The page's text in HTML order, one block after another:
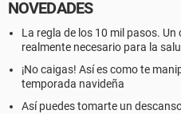
NOVEDADES
La regla de los 10 mil pasos.
realmente necesario para la
¡No caigas! Así es como te
temporada navideña
Así puedes tomarte un